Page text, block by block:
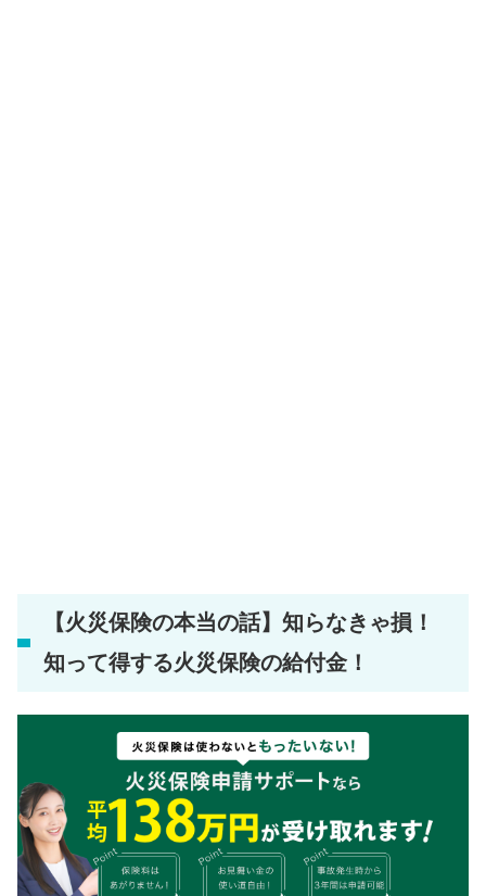
【火災保険の本当の話】知らなきゃ損！
知って得する火災保険の給付金！